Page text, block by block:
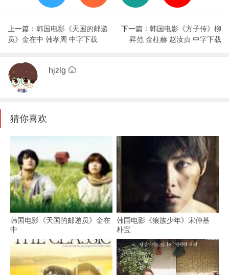
上一篇： 韩国电影《天国的邮递
员》金在中 韩孝周 中字下载
下一篇： 韩国电影《方子传》柳
昇范 金柱赫 赵汝贞 中字下载
hjzlg
猜你喜欢
韩国电影《天国的邮递员》金在
中
韩国电影《狼族少年》宋仲基
朴宝